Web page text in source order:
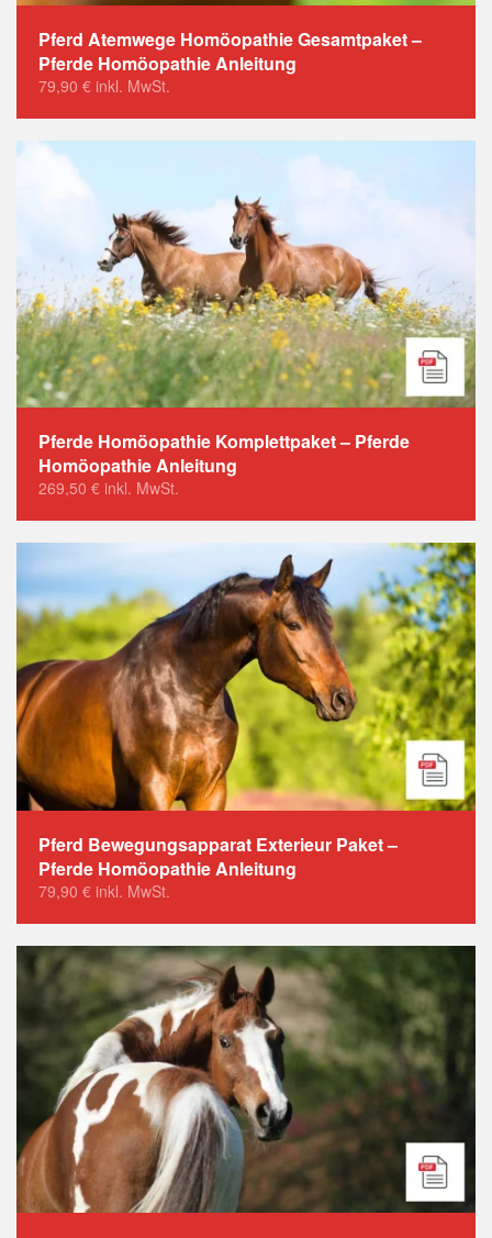
Pferd Atemwege Homöopathie Gesamtpaket –
Pferde Homöopathie Anleitung
79,90 € inkl. MwSt.
Pferde Homöopathie Komplettpaket – Pferde
Homöopathie Anleitung
269,50 € inkl. MwSt.
Pferd Bewegungsapparat Exterieur Paket –
Pferde Homöopathie Anleitung
79,90 € inkl. MwSt.